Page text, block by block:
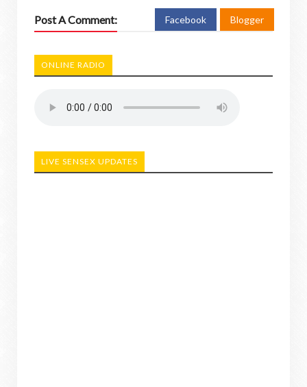
Post A Comment: Facebook Blogger
ONLINE RADIO
LIVE SENSEX UPDATES